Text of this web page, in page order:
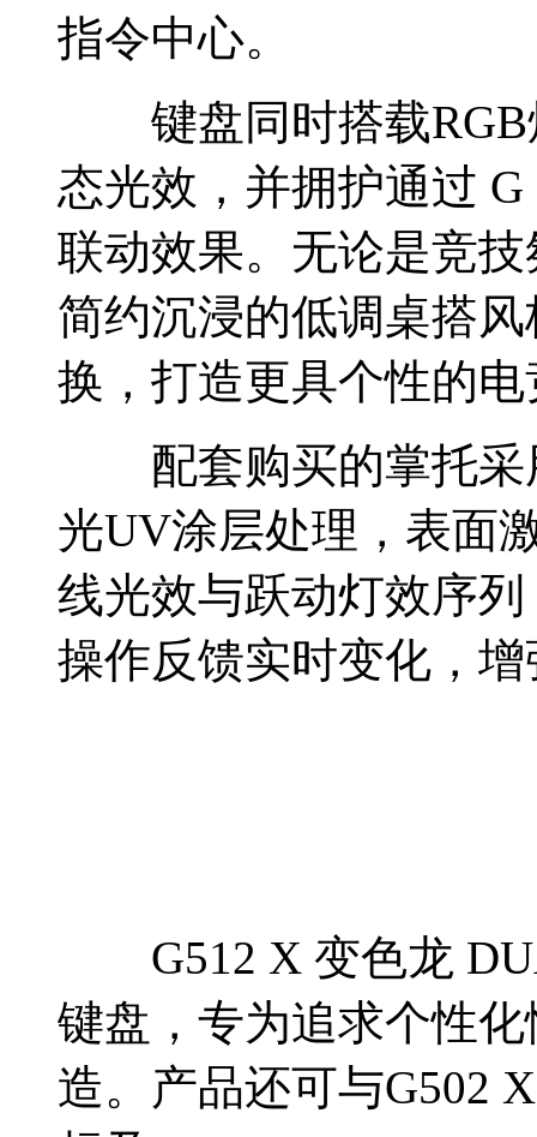
指令中心。
键盘同时搭载RGB
态光效，并拥护通过
联动效果。无论是竞
简约沉浸的低调桌搭
换，打造更具个性的
配套购买的掌托采
光UV涂层处理，表面
线光效与跃动灯效序
操作反馈实时变化，
G512 X 变色龙
键盘，专为追求个性
造。产品还可与G502